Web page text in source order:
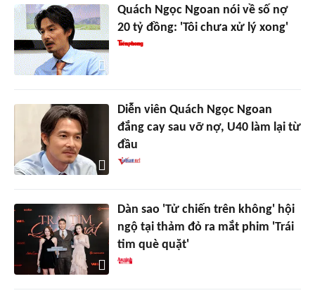
Quách Ngọc Ngoan nói về số nợ
20 tỷ đồng: 'Tôi chưa xử lý xong'
Diễn viên Quách Ngọc Ngoan
đắng cay sau vỡ nợ, U40 làm lại từ
đầu
Dàn sao 'Tử chiến trên không' hội
ngộ tại thảm đỏ ra mắt phim 'Trái
tim què quặt'